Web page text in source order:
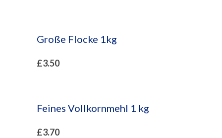
Große Flocke 1kg
£3.50
Feines Vollkornmehl 1 kg
£3.70